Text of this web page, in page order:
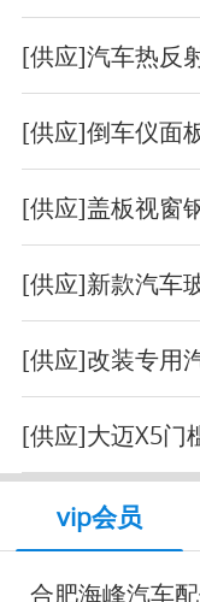
[供应]汽车热反
[供应]倒车仪面
[供应]盖板视窗
[供应]新款汽车
[供应]改装专用
[供应]大迈X5门
vip会员
合肥海峰汽车